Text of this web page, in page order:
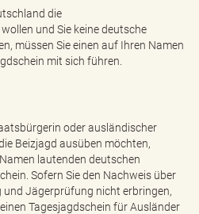
l
die
und Sie keine deutsche
müssen Sie einen auf Ihren Namen
mit sich führen.
oder ausländischer
Beizjagd ausüben möchten,
lautenden deutschen
Sofern Sie den Nachweis über
Jägerprüfung nicht erbringen,
Tagesjagdschein für Ausländer